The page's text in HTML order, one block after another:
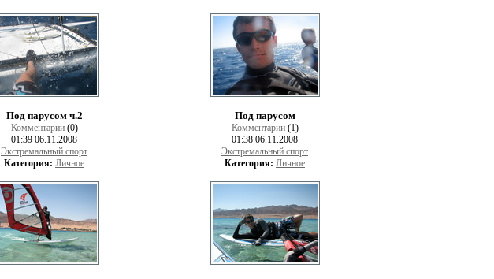
Под парусом ч.2
Комментарии(0)
01:39 06.11.2008
Экстремальный спорт
Категория: Личное
Под парусом
Комментарии(1)
01:38 06.11.2008
Экстремальный спорт
Категория: Личное